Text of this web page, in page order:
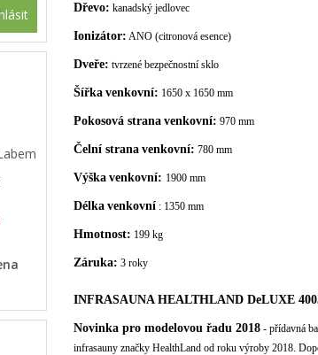
Dřevo: kanadský jedlovec
Ionizátor: ANO (citronová esence)
Dveře: tvrzené bezpečnostní sklo
Šířka venkovní: 1650 x 1650 mm
Pokosová strana venkovní: 970 mm
Čelní strana venkovní: 780 mm
Výška venkovní: 1900 mm
Délka venkovní : 1350 mm
Hmotnost: 199 kg
Záruka: 3 roky
INFRASAUNA HEALTHLAND DeLUXE
Novinka pro modelovou řadu 2018 - přídavná
infrasauny značky HealthLand od roku výroby 2018.